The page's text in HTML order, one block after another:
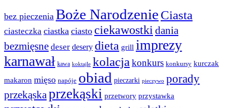
bez pieczenia Boże Narodzenie Ciasta
ciasteczka ciastka ciasto ciekawostki dania
bezmięsne deser desery dieta grill imprezy
karnawał kawa koktajle kolacja konkurs konkursy kurczak
makaron mięso napóje obiad pieczarki pieczywo porady
przekąskaprzekąski przetwory przystawka